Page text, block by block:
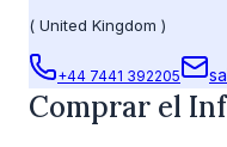
( United Kingdom )
+44 7441 392205
Comprar el